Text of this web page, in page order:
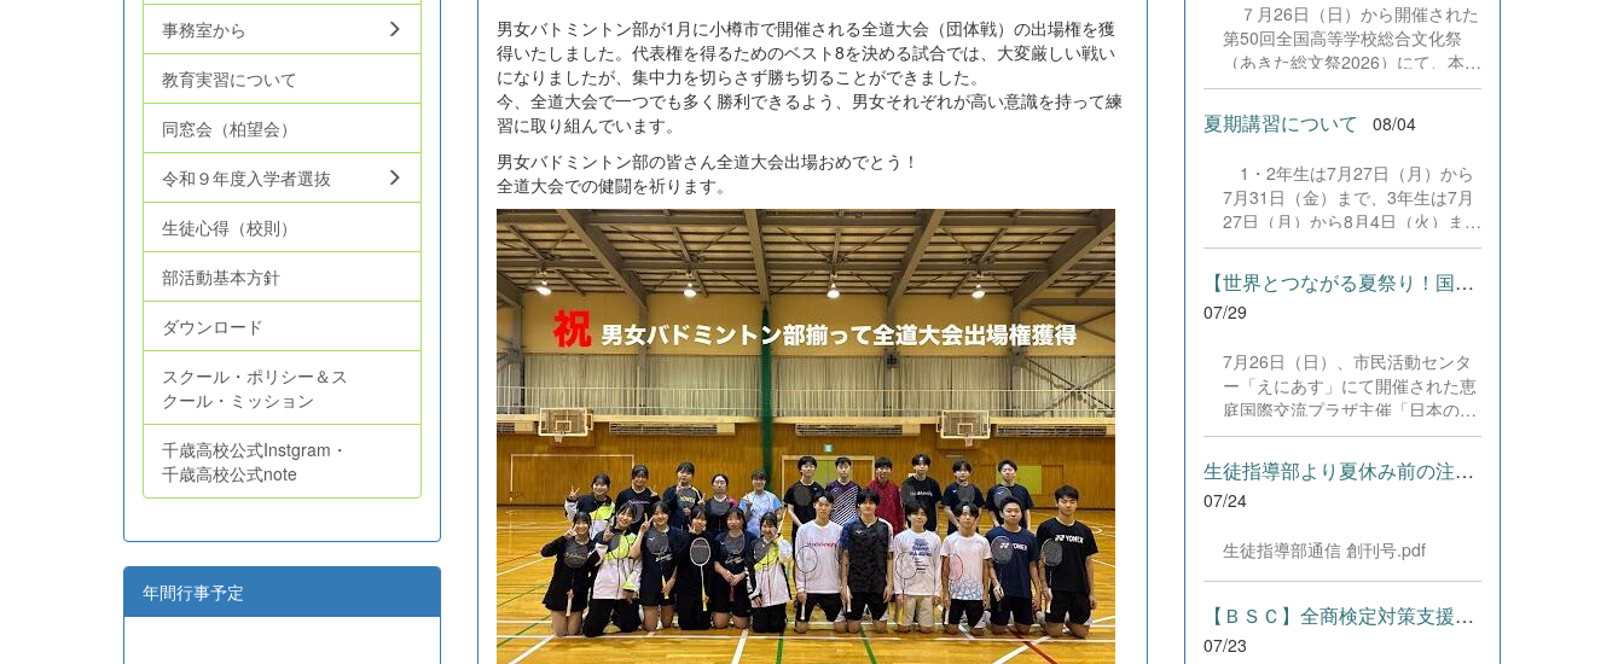
男女バトミントン部が1月に小樽市で開催される全道大会（団体戦）の出場権を獲
得いたしました。代表権を得るためのベスト8を決める試合では、大変厳しい戦い
になりましたが、集中力を切らさず勝ち切ることができました。
今、全道大会で一つでも多く勝利できるよう、男女それぞれが高い意識を持って練
習に取り組んでいます。
男女バドミントン部の皆さん全道大会出場おめでとう！
全道大会での健闘を祈ります。
事務室から
教育実習について
同窓会（柏望会）
令和９年度入学者選抜
生徒心得（校則）
部活動基本方針
ダウンロード
スクール・ポリシー＆ス
クール・ミッション
千歳高校公式Instgram・
千歳高校公式note
年間行事予定
７月26日（日）から開催された
第50回全国高等学校総合文化祭
（あきた総文祭2026）にて、本校
演劇部が「優良賞」及び「舞台美
術賞」を受賞いたしました。大会
当日は、本校の部員たちもこれま
分に発揮し、堂々と舞台に立ちま
した。緊張感のある全国の舞台に
おいて、一人一人が役割を果た
し、心を込めた演技と表現を披露
することができました。 また、
今回の全国大会出場にあたり、多
ました企業の皆様、ならびに心温
まるご寄付や温かいご声援を寄せ
てくださった地域の皆様方に、心
より感謝申し上げます。皆様から
な励みとなり、全国の舞台で最高
のパフォーマンスと演技を届ける
糧に、さらに表現力に磨きをか
ぬご声援をよろしくお願いいたし
夏期講習について 08/04
1・2年生は7月27日（月）から
7月31日（金）まで、3年生は7月
27日（月）から8月4日（火）まで
の日程で、それぞれ学習に取り組
みました。多くの生徒が意欲的に
参加し、これまでの学習内容の復
習や発展的な内容、受験に向けた
られました。夏期講習で身に付け
た学習習慣や知識を、今後の学校
生活や学習に生かし、一人一人が
さらなる成長につなげてくれるこ
とを期待しています。 &nbsp;
【世界とつながる夏祭り！国際教養科の生徒が多文化共生ボランテ...
07/29
7月26日（日）、市民活動センタ
ー「えにあす」にて開催された恵
庭国際交流プラザ主催「日本の夏
祭り体験」に、本校国際教養科の
生徒6名がボランティアとして参
加しました！ 会場にはウクライ
ナ、ネパール、アフガニスタンな
ヨー釣りや綿あめ、盆踊りなどを
満喫。浴衣姿でイベントを彩った
1年生や、経験を生かして頼もし
く場を仕切る3年生など、生徒た
ちは言葉や国境を超えて笑顔で交
生徒指導部より夏休み前の注意事項
07/24
生徒指導部通信 創刊号.pdf
【ＢＳＣ】全商検定対策支援ポータルサイト「Compath（コンパス）...
07/23